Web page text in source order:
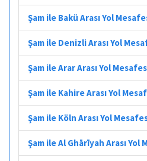
Şam ile Bakü Arası Yol
Şam ile Denizli Arası Yol
Şam ile Arar Arası Yol
Şam ile Kahire Arası Yol
Şam ile Köln Arası Yol
Şam ile Al Ghārīyah Arası